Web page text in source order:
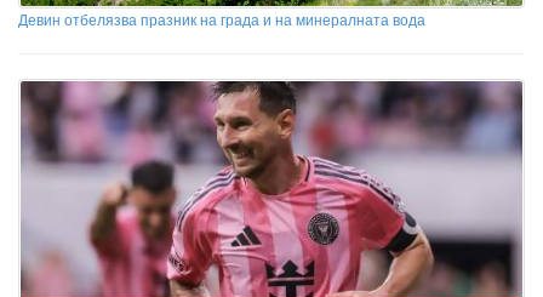
Девин отбелязва празник на града и на минералната вода